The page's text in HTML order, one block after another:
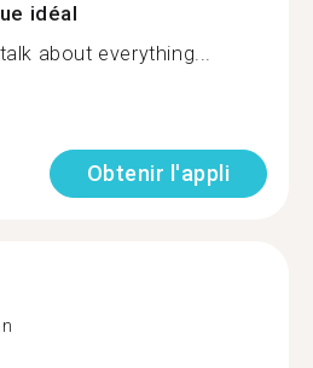
idéal
about everything...
Obtenir l'appli